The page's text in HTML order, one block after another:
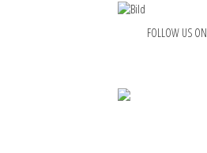
FOLLOW US ON